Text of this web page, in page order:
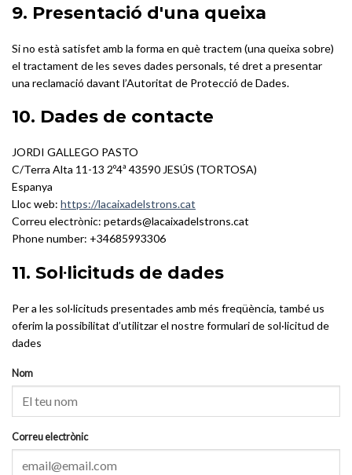
9. Presentació d'una queixa
Si no està satisfet amb la forma en què tractem (una queixa sobre)
el tractament de les seves dades personals, té dret a presentar
una reclamació davant l’Autoritat de Protecció de Dades.
10. Dades de contacte
JORDI GALLEGO PASTO
C/Terra Alta 11-13 2º4ª 43590 JESÚS (TORTOSA)
Espanya
Lloc web: https://lacaixadelstrons.cat
Correu electrònic: petards@lacaixadelstrons.cat
Phone number: +34685993306
11. Sol·licituds de dades
Per a les sol·licituds presentades amb més freqüència, també us
oferim la possibilitat d’utilitzar el nostre formulari de sol·licitud de
dades
Nom
Correu electrònic